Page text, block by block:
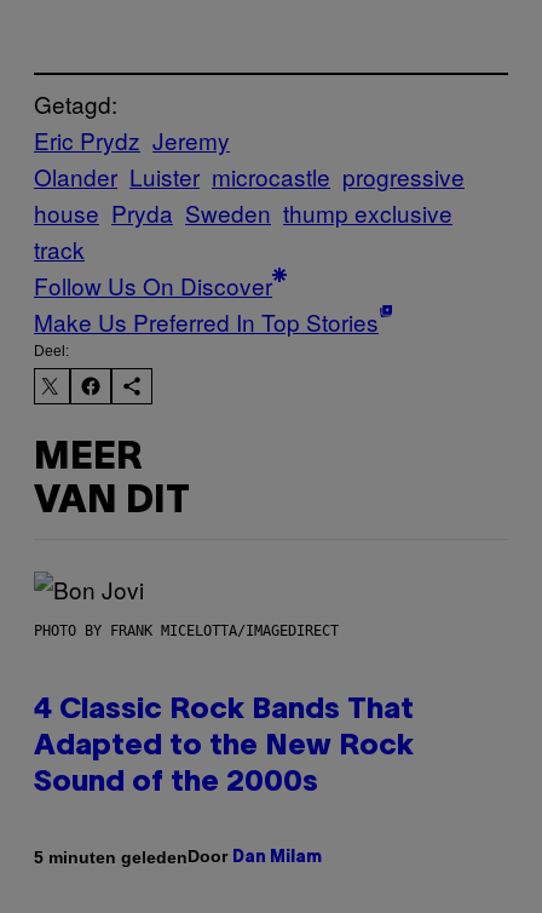
Getagd:
Eric Prydz Jeremy
Olander Luister microcastle progressive
house Pryda Sweden thump exclusive
track
Follow Us On Discover
Make Us Preferred In Top Stories
Deel:
MEER
VAN DIT
PHOTO BY FRANK MICELOTTA/IMAGEDIRECT
4 Classic Rock Bands That
Adapted to the New Rock
Sound of the 2000s
5 minuten geledenDoor Dan Milam